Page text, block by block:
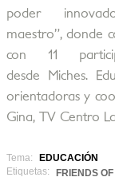
poder
maestro”, donde
con 11
desde Miches.
orientadoras y
Gina, TV Centro
Tema:
EDUCACIÓN
Etiquetas:
FRIENDS